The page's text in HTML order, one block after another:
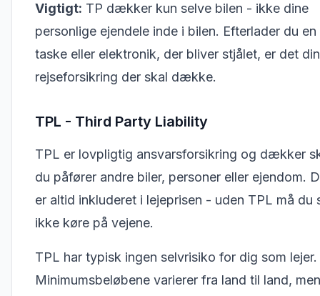
Vigtigt: TP dækker kun selve bilen - ikke dine
personlige ejendele inde i bilen. Efterlader du
taske eller elektronik, der bliver stjålet, er det
rejseforsikring der skal dække.
TPL - Third Party Liability
TPL er lovpligtig ansvarsforsikring og dækker
du påfører andre biler, personer eller ejendom.
er altid inkluderet i lejeprisen - uden TPL må du
ikke køre på vejene.
TPL har typisk ingen selvrisiko for dig som lejer.
Minimumsbeløbene varierer fra land til land,